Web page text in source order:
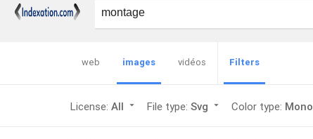
web images vidéos Filters
License: All arrow_drop_down File type: Svg arrow_drop_down Color type: Mono